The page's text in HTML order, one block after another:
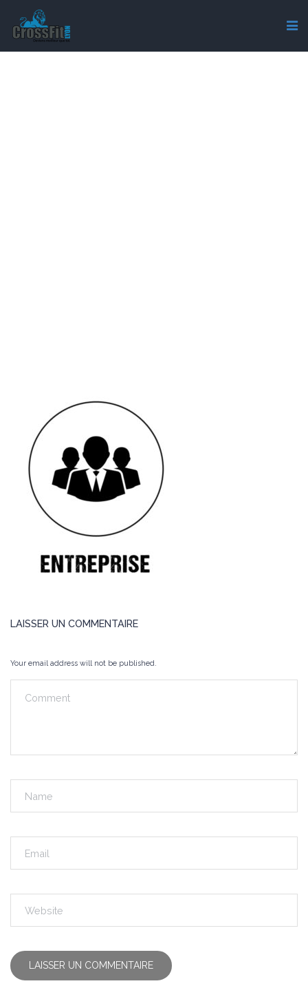
LAISSER UN COMMENTAIRE
Your email address will not be published.